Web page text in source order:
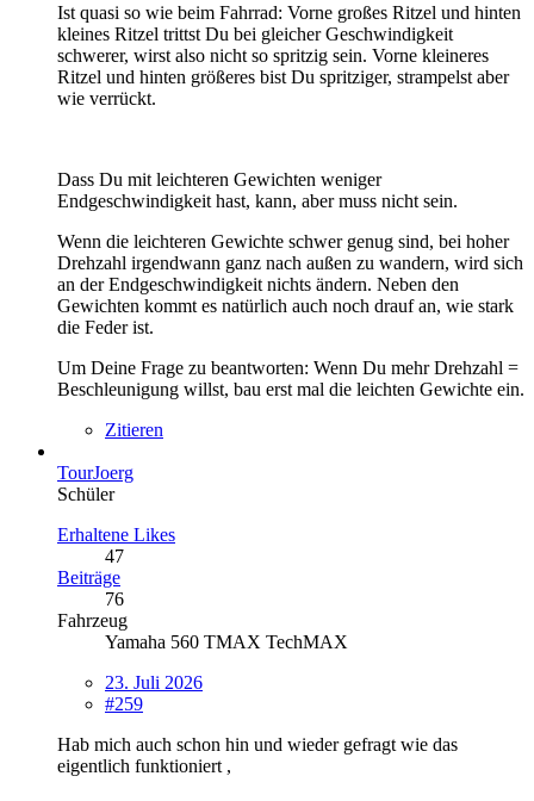
Ist quasi so wie beim Fahrrad: Vorne großes Ritzel und hinten
kleines Ritzel trittst Du bei gleicher Geschwindigkeit
schwerer, wirst also nicht so spritzig sein. Vorne kleineres
Ritzel und hinten größeres bist Du spritziger, strampelst aber
wie verrückt.
Dass Du mit leichteren Gewichten weniger
Endgeschwindigkeit hast, kann, aber muss nicht sein.
Wenn die leichteren Gewichte schwer genug sind, bei hoher
Drehzahl irgendwann ganz nach außen zu wandern, wird sich
an der Endgeschwindigkeit nichts ändern. Neben den
Gewichten kommt es natürlich auch noch drauf an, wie stark
die Feder ist.
Um Deine Frage zu beantworten: Wenn Du mehr Drehzahl =
Beschleunigung willst, bau erst mal die leichten Gewichte ein.
Zitieren
TourJoerg
Schüler
Erhaltene Likes
47
Beiträge
76
Fahrzeug
Yamaha 560 TMAX TechMAX
23. Juli 2026
#259
Hab mich auch schon hin und wieder gefragt wie das
eigentlich funktioniert ,